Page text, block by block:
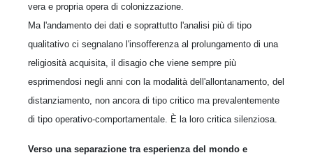
vera e propria opera di colonizzazione.
Ma l'andamento dei dati e soprattutto l'analisi più di tipo
qualitativo ci segnalano l'insofferenza al prolungamento di una
religiosità acquisita, il disagio che viene sempre più
esprimendosi negli anni con la modalità dell'allontanamento, del
distanziamento, non ancora di tipo critico ma prevalentemente
di tipo operativo-comportamentale. È la loro critica silenziosa.
Verso una separazione tra esperienza del mondo e